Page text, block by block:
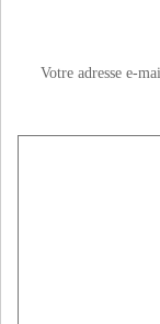
Votre adresse e-